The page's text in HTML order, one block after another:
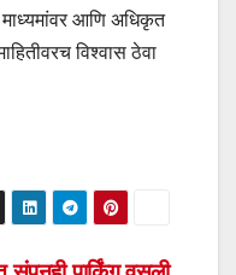
आणि अधिकृत
विश्वास ठेवा
h
ar
e